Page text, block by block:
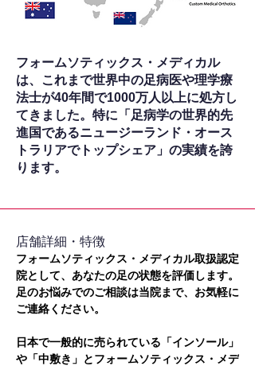
フォームソティックス・メディカル
は、これまで世界中の足病医や理学療
法士が40年間で1000万人以上に処方し
てきました。特に「足病学の世界的先
進国であるニュージーランド・オース
トラリアでトップシェア」の実績を誇
ります。
​店舗詳細・特徴
フォームソティックス・メディカル取扱認定
院として、あなたの足の状態を評価します。
足のお悩みでのご相談は当院まで、お気軽に
ご連絡ください。
日本で一般的に売られている「インソール」
や「中敷き」とフォームソティックス・メデ